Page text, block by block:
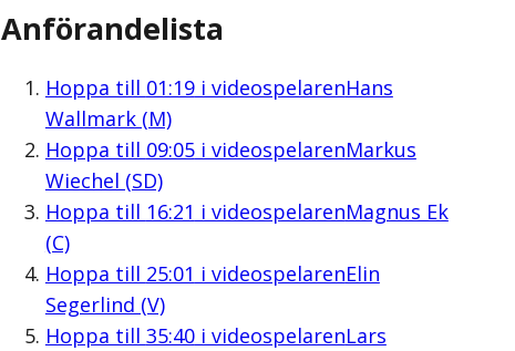
Anförandelista
Hoppa till 01:19i videospelarenHans
Wallmark (M)
Hoppa till 09:05i videospelarenMarkus
Wiechel (SD)
Hoppa till 16:21 i videospelarenMagnus Ek
(C)
Hoppa till 25:01 i videospelarenElin
Segerlind (V)
Hoppa till 35:40i videospelarenLars